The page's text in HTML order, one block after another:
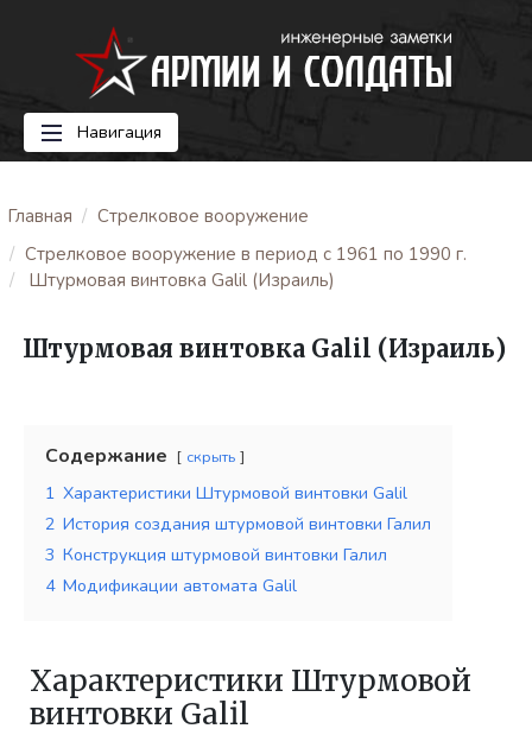
Навигация
Главная
Стрелковое вооружение
Стрелковое вооружение в период с 1961 по 1990 г.
Штурмовая винтовка Galil (Израиль)
Штурмовая винтовка Galil (Израиль)
Содержание скрыть
1 Характеристики Штурмовой винтовки Galil
2 История создания штурмовой винтовки Галил
3 Конструкция штурмовой винтовки Галил
4 Модификации автомата Galil
Характеристики Штурмовой
винтовки Galil